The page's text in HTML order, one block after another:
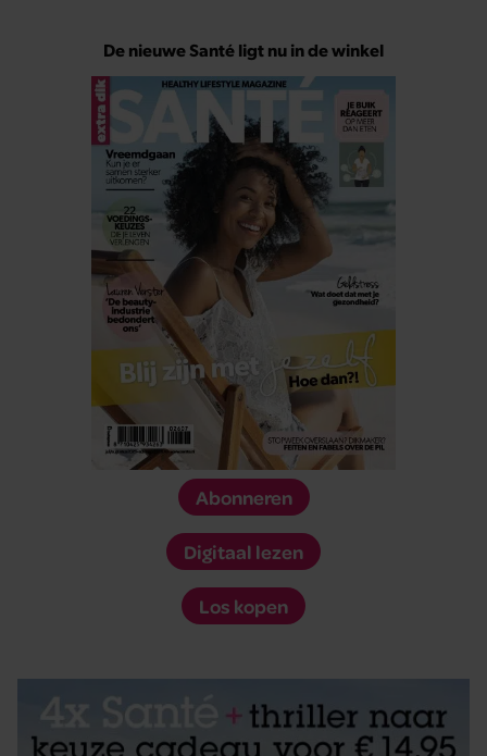
De nieuwe Santé ligt nu in de winkel
Abonneren
Digitaal lezen
Los kopen